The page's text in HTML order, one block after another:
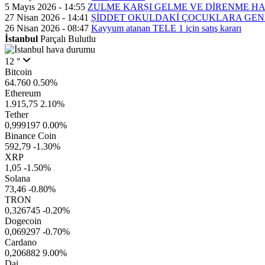
5 Mayıs 2026 - 14:55 ZULME KARȘI GELME VE DİRENME
27 Nisan 2026 - 14:41 ȘİDDET OKULDAKİ ÇOCUKLARA
26 Nisan 2026 - 08:47 Kayyum atanan TELE 1 için satış kararı
İstanbul Parçalı Bulutlu
12 °
Bitcoin
64.760 0.50%
Ethereum
1.915,75 2.10%
Tether
0,999197 0.00%
Binance Coin
592,79 -1.30%
XRP
1,05 -1.50%
Solana
73,46 -0.80%
TRON
0,326745 -0.20%
Dogecoin
0,069297 -0.70%
Cardano
0,206882 9.00%